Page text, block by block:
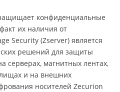
конфиденциальные
их наличия от
Security (Zserver) является
решений для защиты
серверах, магнитных лентах,
и на внешних
носителей Zecurion